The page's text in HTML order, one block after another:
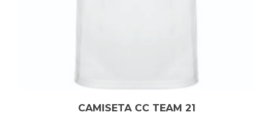
CAMISETA CC TEAM 21